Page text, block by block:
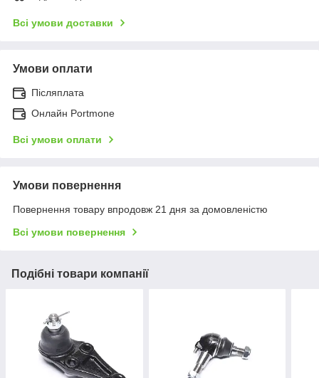
Всі умови доставки
Умови оплати
Післяплата
Онлайн Portmone
Всі умови оплати
Умови повернення
Повернення товару впродовж 21 дня за домовленістю
Всі умови повернення
Подібні товари компанії